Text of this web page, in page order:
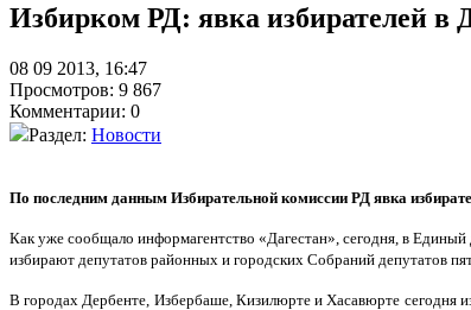
Избирком РД: явка избирателей в
08 09 2013, 16:47
Просмотров: 9 867
Комментарии: 0
Раздел: Новости
По последним данным Избирательной комиссии РД явка
Как уже сообщало информагентство «Дагестан», сегодня, в Единый
избирают депутатов районных и городских Собраний депутатов
В городах Дербенте, Избербаше, Кизилюрте и Хасавюрте сегодня